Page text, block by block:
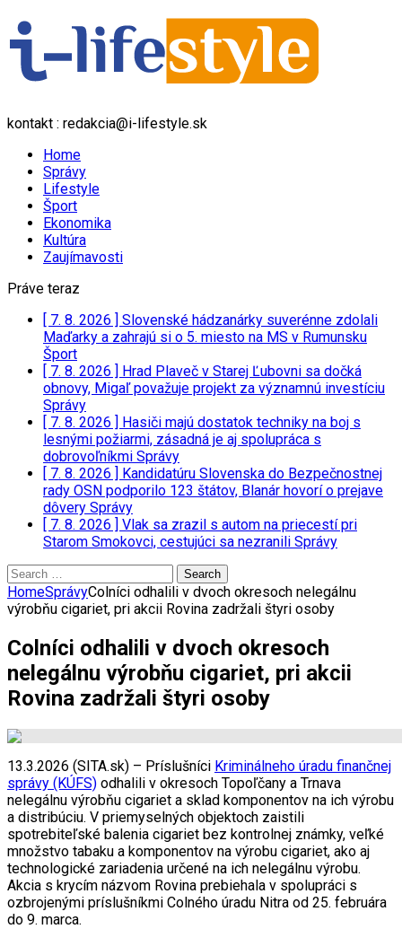
kontakt : redakcia@i-lifestyle.sk
Home
Správy
Lifestyle
Šport
Ekonomika
Kultúra
Zaujímavosti
Práve teraz
[ 7. 8. 2026 ] Slovenské hádzanárky suverénne zdolali
Maďarky a zahrajú si o 5. miesto na MS v Rumunsku
Šport
[ 7. 8. 2026 ] Hrad Plaveč v Starej Ľubovni sa dočká
obnovy, Migaľ považuje projekt za významnú investíciu
Správy
[ 7. 8. 2026 ] Hasiči majú dostatok techniky na boj s
lesnými požiarmi, zásadná je aj spolupráca s
dobrovoľníkmi Správy
[ 7. 8. 2026 ] Kandidatúru Slovenska do Bezpečnostnej
rady OSN podporilo 123 štátov, Blanár hovorí o prejave
dôvery Správy
[ 7. 8. 2026 ] Vlak sa zrazil s autom na priecestí pri
Starom Smokovci, cestujúci sa nezranili Správy
Search
for:
HomeSprávyColníci odhalili v dvoch okresoch nelegálnu
výrobňu cigariet, pri akcii Rovina zadržali štyri osoby
Colníci odhalili v dvoch okresoch
nelegálnu výrobňu cigariet, pri akcii
Rovina zadržali štyri osoby
13.3.2026 (SITA.sk) – Príslušníci Kriminálneho úradu finančnej
správy (KÚFS) odhalili v okresoch Topoľčany a Trnava
nelegálnu výrobňu cigariet a sklad komponentov na ich výrobu
a distribúciu. V priemyselných objektoch zaistili
spotrebiteľské balenia cigariet bez kontrolnej známky, veľké
množstvo tabaku a komponentov na výrobu cigariet, ako aj
technologické zariadenia určené na ich nelegálnu výrobu.
Akcia s krycím názvom Rovina prebiehala v spolupráci s
ozbrojenými príslušníkmi Colného úradu Nitra od 25. februára
do 9. marca.